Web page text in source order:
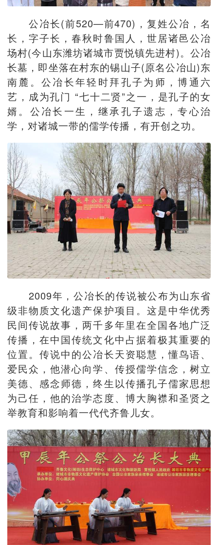
公冶长(前520—前470)，复姓公冶，名
长，字子长，春秋时鲁国人，世居诸邑公冶
场村(今山东潍坊诸城市贾悦镇先进村)。公冶
长墓，即坐落在村东的锡山子(原名公冶山)东
南麓。公冶长年轻时拜孔子为师，博通六
艺，成为孔门 “七十二贤”之一，是孔子的女
婿。公冶长一生，继承孔子遗志，专心治
学，对诸城一带的儒学传播，有开创之功。
2009年，公冶长的传说被公布为山东省
级非物质文化遗产保护项目。这是中华优秀
民间传说故事，两千多年里在全国各地广泛
传播，在中国传统文化中占据着极其重要的
位置。传说中的公冶长天资聪慧，懂鸟语、
爱民众，他潜心向学、传授儒学信念，树立
美德、感念师德，终生以传播孔子儒家思想
为己任，他的治学态度、博大胸襟和圣贤之
举教育和影响着一代代齐鲁儿女。